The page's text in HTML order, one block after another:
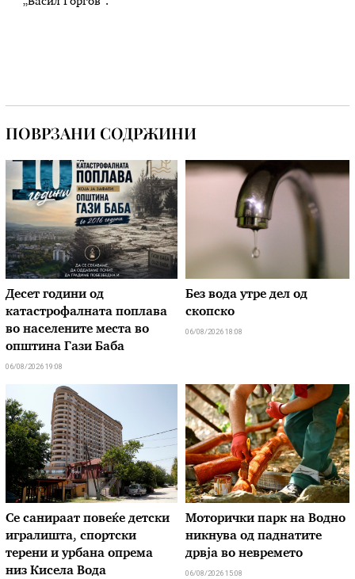
ПОВРЗАНИ СОДРЖИНИ
Десет години од
катастрофалната поплава
во населените места во
општина Гази Баба
06/08/2026 19:08
Без вода утре дел од
скопско
06/08/2026 18:08
Се санираат повеќе детски
игралишта, спортски
терени и урбана опрема
низ Кисела Вода
Моторички парк на Водно
никнува од паднатите
дрвја во невремето
06/08/2026 15:08